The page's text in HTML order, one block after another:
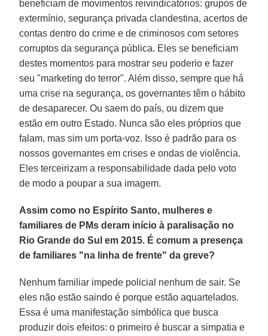
beneficiam de movimentos reivindicatórios: grupos de
extermínio, segurança privada clandestina, acertos de
contas dentro do crime e de criminosos com setores
corruptos da segurança pública. Eles se beneficiam
destes momentos para mostrar seu poderio e fazer
seu "marketing do terror". Além disso, sempre que há
uma crise na segurança, os governantes têm o hábito
de desaparecer. Ou saem do país, ou dizem que
estão em outro Estado. Nunca são eles próprios que
falam, mas sim um porta-voz. Isso é padrão para os
nossos governantes em crises e ondas de violência.
Eles terceirizam a responsabilidade dada pelo voto
de modo a poupar a sua imagem.
Assim como no Espírito Santo, mulheres e
familiares de PMs deram início à paralisação no
Rio Grande do Sul em 2015. É comum a presença
de familiares "na linha de frente" da greve?
Nenhum familiar impede policial nenhum de sair. Se
eles não estão saindo é porque estão aquartelados.
Essa é uma manifestação simbólica que busca
produzir dois efeitos: o primeiro é buscar a simpatia e